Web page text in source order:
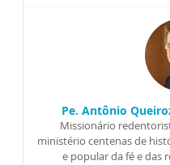
Pe. Antônio
Missionário
ministério centenas de
e popular da fé e das